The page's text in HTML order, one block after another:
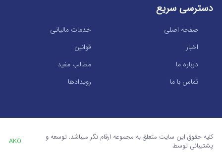
دسترسی سریع
خدمات مالیاتی
صفحه اصلی
قوانین
اخبار
مطالب مفید
درباره ما
رویدادها
تماس با ما
کلیه حقوق این سایت متعلق به مجموعه ارقام نگر میباشد. توسعه و
پشتیبانی توسط
AKO